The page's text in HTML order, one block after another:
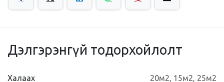
Дэлгэрэнгүй тодорхойлолт
Халаах
20м2, 15м2, 25м2